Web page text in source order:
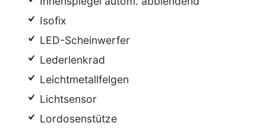
Isofix
LED-Scheinwerfer
Lederlenkrad
Leichtmetallfelgen
Lichtsensor
Lordosenstütze